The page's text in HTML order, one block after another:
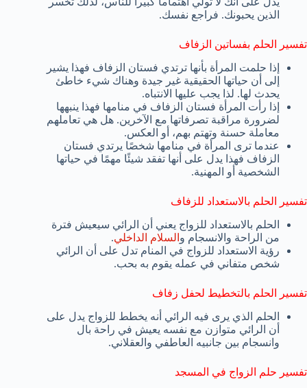
الذين يحبونك. فراجع نفسك.
تفسير الحلم بفساتين الزفاف
إذا حلمت المرأة بأنها ترتدي فستان الزفاف فهذا يشير
إلى أن حياتها الحقيقية غير جيدة وهناك شيء خاطئ
يحدث لها. لذا يجب عليها الانتباه.
إذا رأت المرأة فستان الزفاف في منامها فهذا ينبهها
لضرورة مراقبة تصرفاتها مع الآخرين. هل هي تعاملهم
معاملة حسنة وتهتم بهم، أو العكس.
عندما ترى المرأة في منامها شخصًا يرتدي فستان
الزفاف فهذا يدل على أنها تفقد شيئًا مهمًا في حياتها
الشخصية أو المهنية.
تفسير الحلم بالاستعداد للزفاف
الحلم بالاستعداد للزواج يعني أن الرائي سيعيش فترة
من الراحة والانسجام و السلام الداخلي.
رؤية الاستعداد للزواج في المنام تدل على أن الرائي
شخص متفاني في عمله يقوم به بحب.
تفسير الحلم بالتخطيط لحفل زفاف
الحلم الذي يرى فيه الرائي أنه يخطط للزواج يدل على
أن الرائي متوازن مع نفسه يعيش في راحة بال
وانسجام بين جانبيه العاطفي والعقلاني.
تفسير حلم الزواج في المسجد